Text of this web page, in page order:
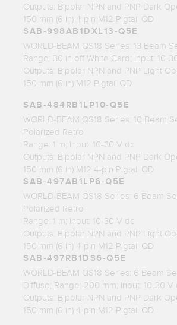
Outputs: Bipolar NPN and PNP Dark
150 mm (6 in) 4-pin M12 Pigtail QD
SAB-998AB1DXL13-Q5E
WORLD-BEAM QS18 Series: 13 Beam
Range: 30 in off White Card; Input: 10-
Outputs: Bipolar NPN and PNP Light
150 mm (6 in) M12 Pigtail QD
SAB-484RB1LP10-Q5E
WORLD-BEAM QS18 Series: 10 Beam
Polarized Retro
Range: 1 m; Input: 10-30 V dc
Outputs: Bipolar NPN and PNP Dark
150 mm (6 in) M12 4-pin Pigtail QD
SAB-497AB1LP6-Q5E
WORLD-BEAM QS18 Series: 6 Beam
Polarized Retro
Range: 1 m; Input: 10-30 V dc
Outputs: Bipolar NPN and PNP Light
150 mm (6 in) 4-pin M12 Pigtail QD
SAB-497RB1DS6-Q5E
WORLD-BEAM QS18 Series: 6 Beam
Diffuse; Range: 200 mm; Input: 10-30 V
Outputs: Bipolar NPN and PNP Dark
150 mm (6 in) 4-pin M12 Pigtail QD